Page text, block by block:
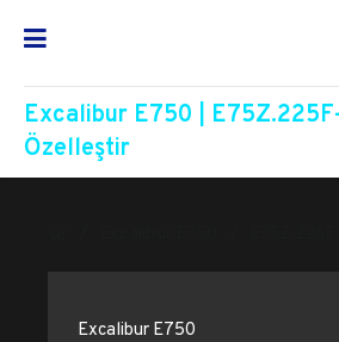
Excalibur E750 |
Özelleştir
Excalibur E750